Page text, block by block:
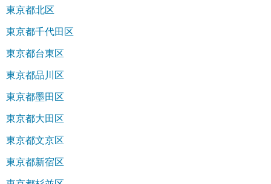
東京都北区
東京都千代田区
東京都台東区
東京都品川区
東京都墨田区
東京都大田区
東京都文京区
東京都新宿区